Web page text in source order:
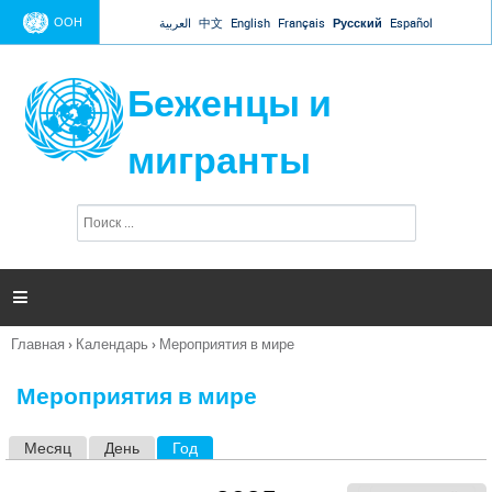
Jump to navigation
ООН العربية 中文 English Français Русский Español
Беженцы и
мигранты
п
и

Вы
Главная › Календарь › Мероприятия в мире
Мероприятия в мире
Месяц День Год